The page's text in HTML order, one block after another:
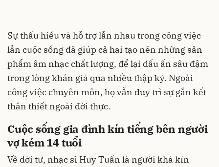
Sự thấu hiểu và hỗ trợ lẫn nhau trong công việc
lẫn cuộc sống đã giúp cả hai tạo nên những sản
phẩm âm nhạc chất lượng, để lại dấu ấn sâu đậm
trong lòng khán giả qua nhiều thập kỷ. Ngoài
công việc chuyên môn, họ vẫn duy trì sự gắn kết
thân thiết ngoài đời thực.
Cuộc sống gia đình kín tiếng bên người
vợ kém 14 tuổi
Về đời tư, nhạc sĩ Huy Tuấn là người khá kín